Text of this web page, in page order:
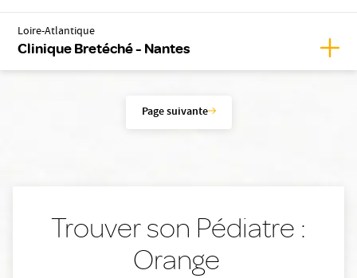
Loire-Atlantique
Clinique Bretéché - Nantes
Page suivante
Trouver son Pédiatre :
Orange